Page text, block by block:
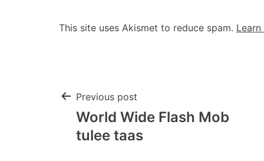
This site uses Akismet to reduce spam.
Post
navigation
Previous post
World Wide Flash Mob
tulee taas